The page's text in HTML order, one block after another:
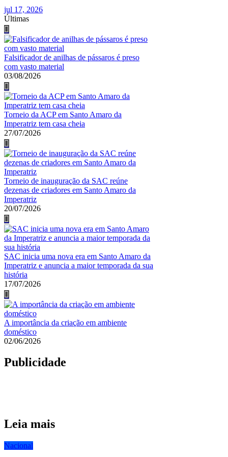
jul 17, 2026
Últimas
Falsificador de anilhas de pássaros é preso
com vasto material
03/08/2026
Torneio da ACP em Santo Amaro da
Imperatriz tem casa cheia
27/07/2026
Torneio de inauguração da SAC reúne
dezenas de criadores em Santo Amaro da
Imperatriz
20/07/2026
SAC inicia uma nova era em Santo Amaro da
Imperatriz e anuncia a maior temporada da sua
história
17/07/2026
A importância da criação em ambiente
doméstico
02/06/2026
Publicidade
Leia mais
Nacional